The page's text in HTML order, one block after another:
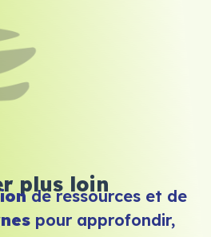
plus loin
de ressources et de
pour approfondir,